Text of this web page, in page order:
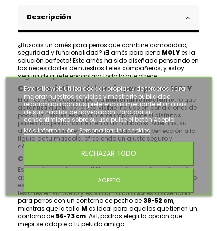
Descripción
¿Buscas un arnés para perros que combine comodidad,
seguridad y funcionalidad? ¡El arnés para perro MOLYes la
solución perfecta! Este arnés ha sido diseñado pensando en
las necesidades de nuestros fieles compañeros, y estoy
segura de que te encantará todo lo que ofrece.
Características del arnés para perros MOLY
El arnés MOLY destaca por sumaterial reflectante, lo que
garantiza que tu perro sea visible incluso en condiciones de
poca luz. Esto es especialmente importante si disfrutas
paseando por la noche o en días nublados. Además, su
diseño ajustable permite que se adapte a la perfección a la
figura de tu mascota, ofreciendo un ajuste seguro y
cómodo.
Comodidad y seguridad en cada paseo
Este arnés no solo esanti tirones, sino que también está
acolchado para mayor confort. Eso significa que, si tu perro
es de los que tienden a tirar de la correa, podrás evitar
lesiones en su cuello y espalda. La tallaXSestá diseñada
para perros con un contorno de pecho de 38-52 cm,
mientras que la talla M es ideal para aquellos que tienen un
contorno de 56-73 cm. Así, podrás elegir la opción que
mejor se adapte a tu peludo amigo.
Este sitio web utiliza cookies propias y de terceros para
mejorar nuestros servicios y mostrarle publicidad
relacionada con sus preferencias mediante el análisis
de sus hábitos de navegación. Para dar su
consentimiento sobre su uso pulse el botón Acepto.
Más información Personalizar las cookies
RECHAZAR TODO
ACEPTO